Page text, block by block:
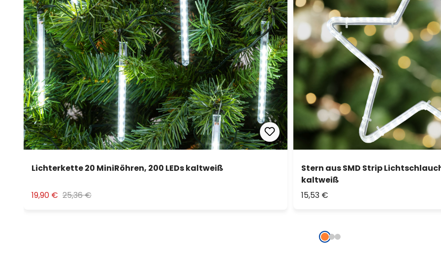
Lichterkette 20 MiniRöhren, 200 LEDs kaltweiß
19,90 € 25,36 €
Stern aus SMD Strip
kaltweiß
15,53 €